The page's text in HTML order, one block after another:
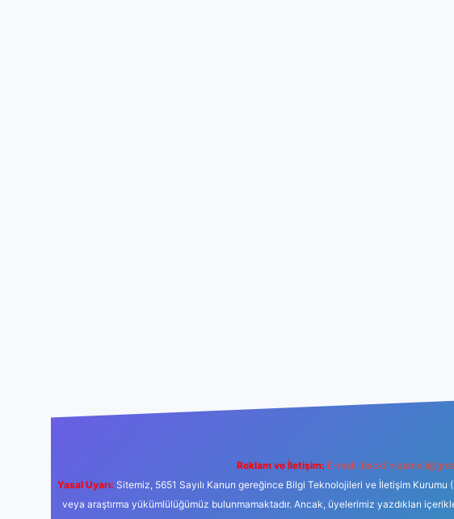
Reklam ve İletişim: E-mail:
Yasal Uyarı: Sitemiz, 5651 Sayılı Kanun gereğince Bilgi Teknolojileri ve İletişim
veya araştırma yükümlülüğümüz bulunmamaktadır. Ancak, üyelerimiz yazdıkları